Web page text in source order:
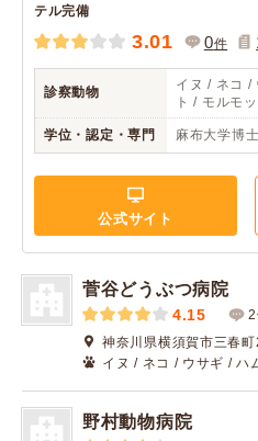
テル完備
3.01 0件
診察動物
イヌ / ネコ /
ト / モルモ
学位・認定・専門 麻布大学博
公式サイト
菅谷どうぶつ病院
4.15
神奈川県横須賀市三春
イヌ / ネコ / ウサギ / ハ
野村動物病院